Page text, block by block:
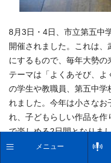
8月3日・4日、市立第五中
開催されました。これは
にするもので、毎年大勢
テーマは「よくあそび、
の学生や教職員、第五中学
れました。今年は小さなお
れ、子どもらしい作品を作
で楽しめる2日間となりま
メニュー